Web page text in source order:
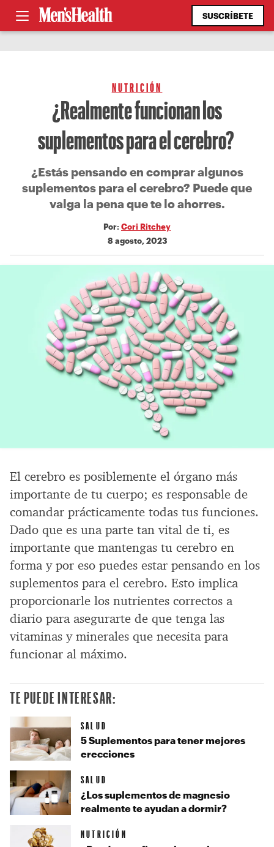
SUSCRÍBETE
NUTRICIÓN
¿Realmente funcionan los
suplementos para el cerebro?
¿Estás pensando en comprar algunos
suplementos para el cerebro? Puede que
valga la pena que te lo ahorres.
Por: Cori Ritchey
8 agosto, 2023
El cerebro es posiblemente el órgano más
importante de tu cuerpo; es responsable de
comandar prácticamente todas tus funciones.
Dado que es una parte tan vital de ti, es
importante que mantengas tu cerebro en
forma y por eso puedes estar pensando en los
suplementos para el cerebro. Esto implica
proporcionarle los nutrientes correctos a
diario para asegurarte de que tenga las
vitaminas y minerales que necesita para
funcionar al máximo.
TE PUEDE INTERESAR:
SALUD
5 Suplementos para tener mejores
erecciones
SALUD
¿Los suplementos de magnesio
realmente te ayudan a dormir?
NUTRICIÓN